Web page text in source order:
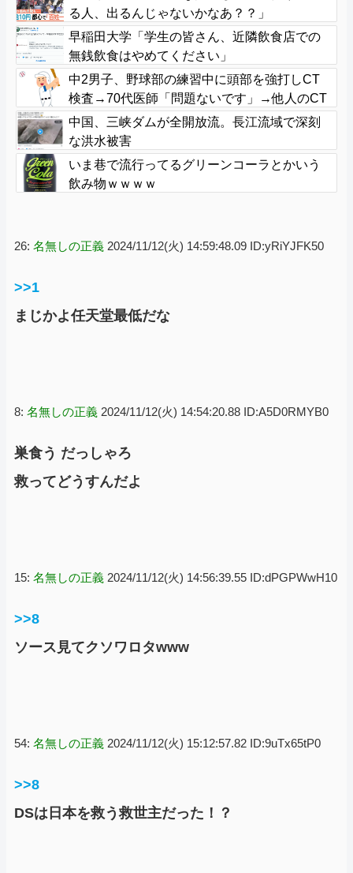
る人、出るんじゃないかなあ？？」
早稲田大学「学生の皆さん、近隣飲食店での
無銭飲食はやめてください」
中2男子、野球部の練習中に頭部を強打しCT
検査→70代医師「問題ないです」→他人のCT
画像で中学生死亡
中国、三峡ダムが全開放流。長江流域で深刻
な洪水被害
いま巷で流行ってるグリーンコーラとかいう
飲み物ｗｗｗｗ
26: 名無しの正義 2024/11/12(火) 14:59:48.09 ID:yRiYJFK50
>>1
まじかよ任天堂最低だな
8: 名無しの正義 2024/11/12(火) 14:54:20.88 ID:A5D0RMYB0
巣食う だっしゃろ
救ってどうすんだよ
15: 名無しの正義 2024/11/12(火) 14:56:39.55 ID:dPGPWwH10
>>8
ソース見てクソワロタwww
54: 名無しの正義 2024/11/12(火) 15:12:57.82 ID:9uTx65tP0
>>8
DSは日本を救う救世主だった！？